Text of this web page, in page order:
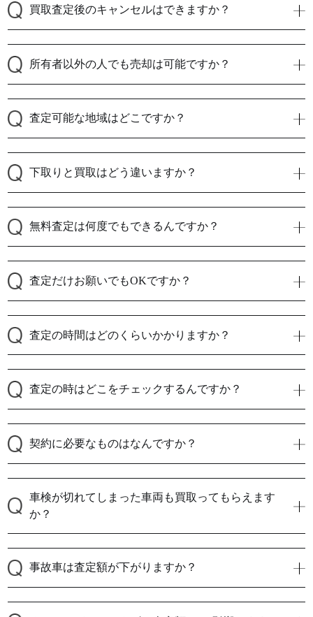
買取査定後のキャンセルはできますか？
所有者以外の人でも売却は可能ですか？
査定可能な地域はどこですか？
下取りと買取はどう違いますか？
無料査定は何度でもできるんですか？
査定だけお願いでもOKですか？
査定の時間はどのくらいかかりますか？
査定の時はどこをチェックするんですか？
契約に必要なものはなんですか？
車検が切れてしまった車両も買取ってもらえます
か？
事故車は査定額が下がりますか？